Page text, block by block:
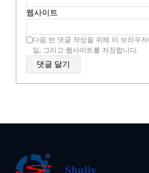
웹사이트
다음 번 댓글 작성을 위해 이 브라우
일, 그리고 웹사이트를 저장합니다.